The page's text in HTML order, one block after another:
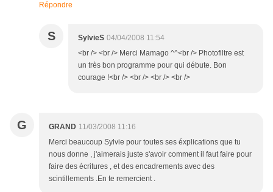
Répondre
S SylvieS 04/04/2008 11:54
<br /> <br /> Merci Mamago ^^<br /> Photofiltre est
un très bon programme pour qui débute. Bon
courage !<br /> <br /> <br /> <br />
G GRAND 11/03/2008 11:16
Merci beaucoup Sylvie pour toutes ses éxplications que tu
nous donne , j'aimerais juste s'avoir comment il faut faire pour
faire des écritures , et des encadrements avec des
scintillements .En te remercient .